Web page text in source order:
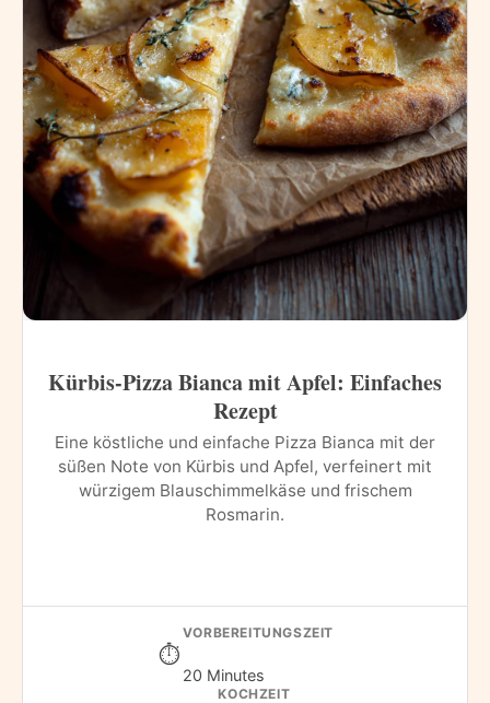
Kürbis-Pizza Bianca mit Apfel: Einfaches
Rezept
Eine köstliche und einfache Pizza Bianca mit der
süßen Note von Kürbis und Apfel, verfeinert mit
würzigem Blauschimmelkäse und frischem
Rosmarin.
VORBEREITUNGSZEIT
20 Minutes
KOCHZEIT